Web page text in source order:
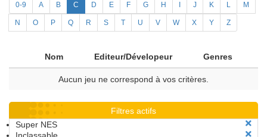
0-9 A B C D E F G H J K L M
N O P Q R S T U V W X Y Z
Nom Editeur/Dévelopeur Genres
Aucun jeu ne correspond à vos critères.
Filtres actifs
Super NES